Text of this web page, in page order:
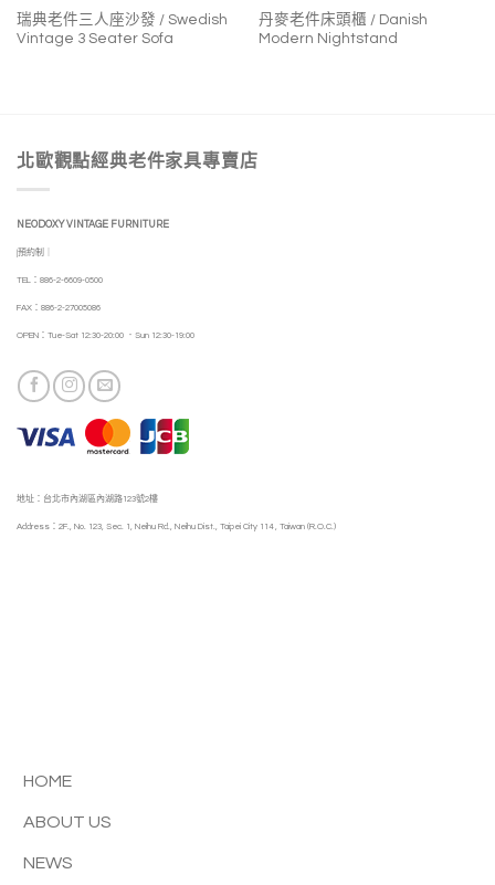
瑞典老件三人座沙發 / Swedish
Vintage 3 Seater Sofa
丹麥老件床頭櫃 / Danish
Modern Nightstand
北歐觀點經典老件家具專賣店
NEODOXY VINTAGE FURNITURE
|預約制｜
TEL：886-2-6609-0500
FAX：886-2-27005086
OPEN：Tue-Sat 12:30-20:00 ．Sun 12:30-19:00
地址：台北市內湖區內湖路123號2樓
Address：2F., No. 123, Sec. 1, Neihu Rd., Neihu Dist., Taipei City 114 , Taiwan (R.O.C.)
HOME
ABOUT US
NEWS